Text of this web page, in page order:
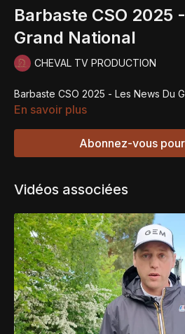
Barbaste CSO 2025
Grand National
CHEVAL TV PRODUCTION
Barbaste CSO 2025 - Les News Du
En savoir plus
Abonnez-vous
Vidéos associées